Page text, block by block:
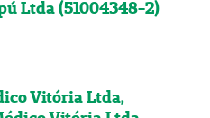
Ltda (51004348-2)
Vitória Ltda,